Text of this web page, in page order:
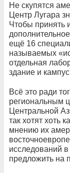
Не скупятся
Центр Лугара
Чтобы принять
ещё 16
называемых
отдельная
здание и
Всё это ради
региональным
Центральной
так хотят хоть
мнению их
исследований в
предложить на